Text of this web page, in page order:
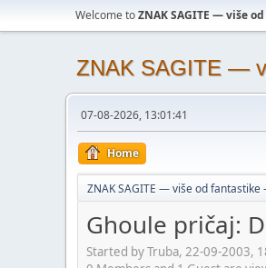
Welcome toZNAK SAGITE — više
ZNAK SAGITE —
07-08-2026, 13:01:41
Home
ZNAK SAGITE — više od
Ghoule pričaj:
Started by Truba, 22-09-2003,